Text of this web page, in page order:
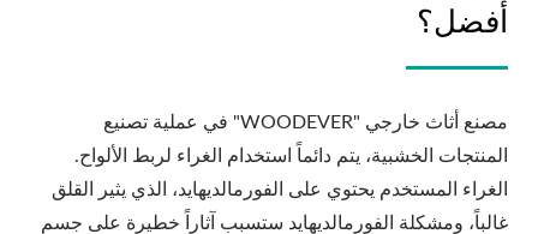
أفضل؟
مصنع أثاث خارجي "WOODEVER" في عملية تصنيع
المنتجات الخشبية، يتم دائماً استخدام الغراء لربط الألواح.
الغراء المستخدم يحتوي على الفورمالديهايد، الذي يثير القلق
غالباً، ومشكلة الفورمالديهايد ستسبب آثاراً خطيرة على جسم